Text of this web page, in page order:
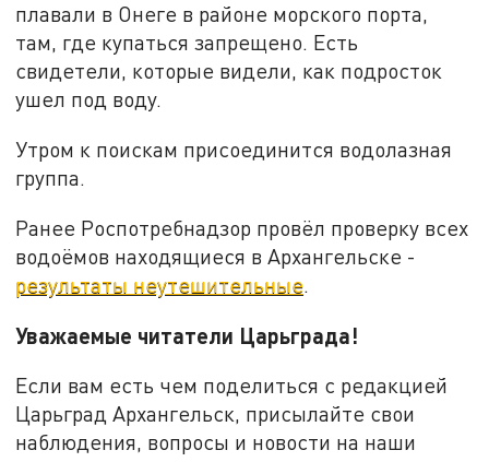
плавали в Онеге в районе морского порта,
там, где купаться запрещено. Есть
свидетели, которые видели, как подросток
ушел под воду.
Утром к поискам присоединится водолазная
группа.
Ранее Роспотребнадзор провёл проверку всех
водоёмов находящиеся в Архангельске -
результаты неутешительные.
Уважаемые читатели Царьграда!
Если вам есть чем поделиться с редакцией
Царьград Архангельск, присылайте свои
наблюдения, вопросы и новости на наши